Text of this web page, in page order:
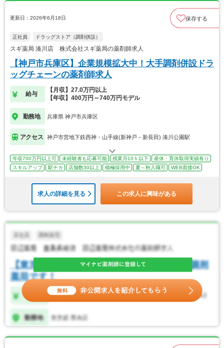
更新日：2026年6月18日 保存する
正社員 ドラッグストア（調剤併設）
スギ薬局 湊川店 株式会社スギ薬局の薬剤師求人
【神戸市兵庫区】企業規模拡大中！大手調剤併設ドラ
ッグチェーンの薬剤師求人
給与
【月収】27.0万円以上
【年収】400万円～740万円モデル
勤務地 兵庫県 神戸市兵庫区
アクセス 神戸市営地下鉄西神・山手線(新神戸－新長田) 湊川公園駅
年収700万円以上可 未経験者も応募可能 残業月10ｈ以下
産休・育休取得実績有り
スキルアップ
駅チカ 店舗数30以上 積極採用中 夏～秋入職可 WEB面接OK
求人の詳細を見る この求人に興味がある